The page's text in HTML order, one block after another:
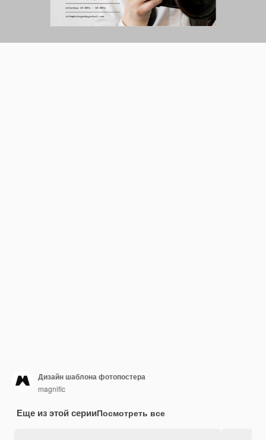
Дизайн шаблона фотопостера
magnific
Еще из этой серииПосмотреть все